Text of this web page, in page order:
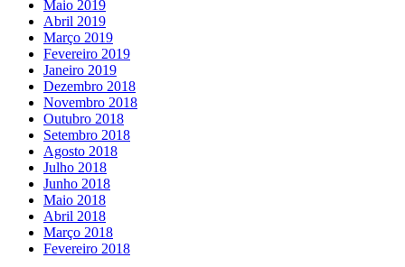
Maio 2019
Abril 2019
Março 2019
Fevereiro 2019
Janeiro 2019
Dezembro 2018
Novembro 2018
Outubro 2018
Setembro 2018
Agosto 2018
Julho 2018
Junho 2018
Maio 2018
Abril 2018
Março 2018
Fevereiro 2018